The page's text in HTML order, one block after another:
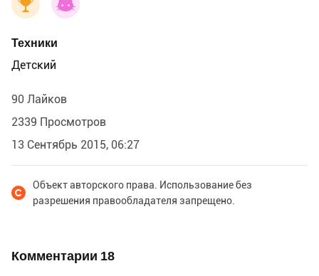
Техники
Детский
90 Лайков
2339 Просмотров
13 Сентябрь 2015, 06:27
Объект авторского права. Использование без
разрешения правообладателя запрещено.
Комментарии 18